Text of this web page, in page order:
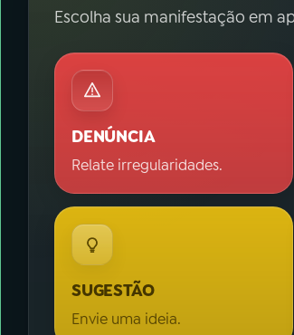
Escolha sua manifestação em
DENÚNCIA
Relate irregularidades.
SUGESTÃO
Envie uma ideia.